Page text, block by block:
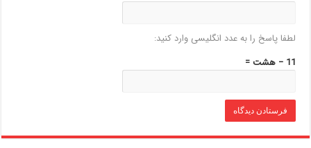
لطفا پاسخ را به عدد انگلیسی وارد کنید:
11 − هشت =